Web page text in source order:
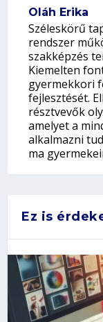
Oláh Erika
Széleskörű
rendszer
szakképzés
Kiemelten
gyermekkori
fejlesztését.
résztvevők
amelyet a
alkalmazni
ma
Ez is